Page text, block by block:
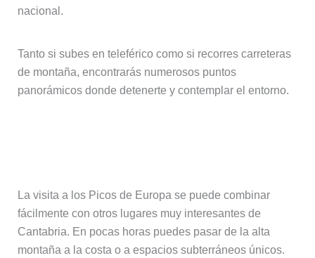
nacional.
Tanto si subes en teleférico como si recorres carreteras
de montaña, encontrarás numerosos puntos
panorámicos donde detenerte y contemplar el entorno.
La visita a los Picos de Europa se puede combinar
fácilmente con otros lugares muy interesantes de
Cantabria. En pocas horas puedes pasar de la alta
montaña a la costa o a espacios subterráneos únicos.